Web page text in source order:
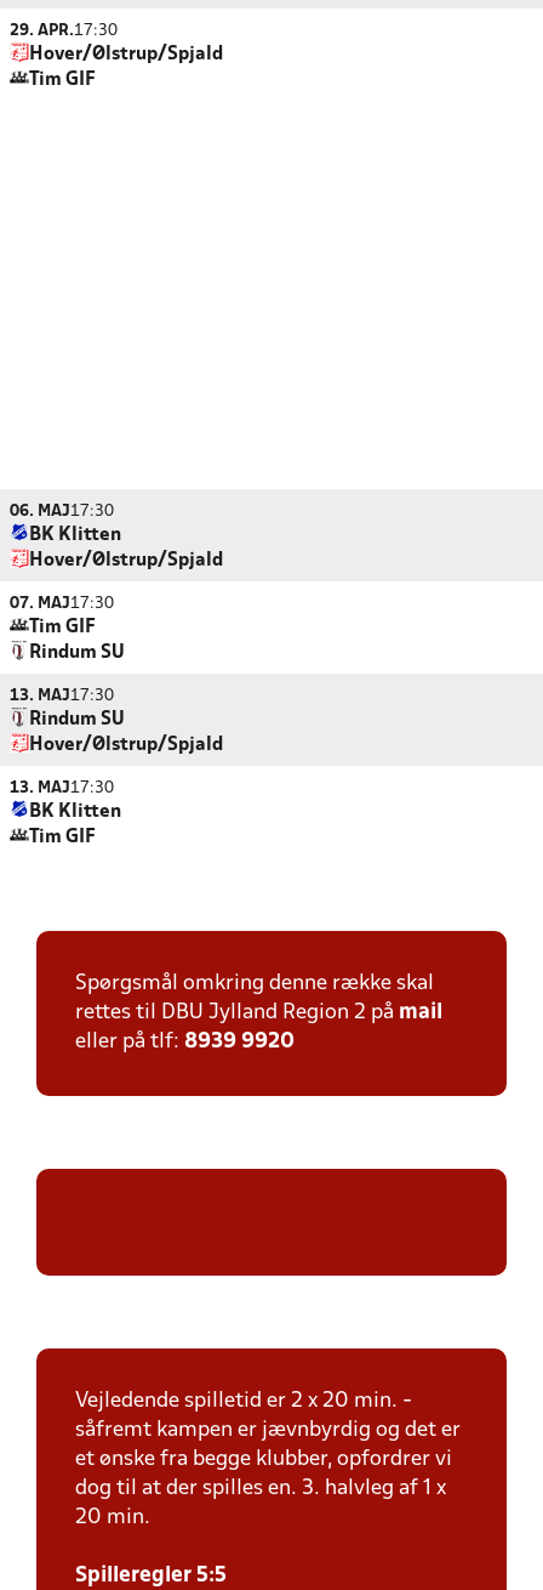
29. APR.17:30
Hover/Ølstrup/Spjald
Tim GIF
06. MAJ17:30
BK Klitten
Hover/Ølstrup/Spjald
07. MAJ17:30
Tim GIF
Rindum SU
13. MAJ17:30
Rindum SU
Hover/Ølstrup/Spjald
13. MAJ17:30
BK Klitten
Tim GIF
Spørgsmål omkring denne række skal
rettes til DBU Jylland Region 2 på mail
eller på tlf: 8939 9920
Vejledende spilletid er 2 x 20 min. -
såfremt kampen er jævnbyrdig og det er
et ønske fra begge klubber, opfordrer vi
dog til at der spilles en. 3. halvleg af 1 x
20 min.
Spilleregler 5:5